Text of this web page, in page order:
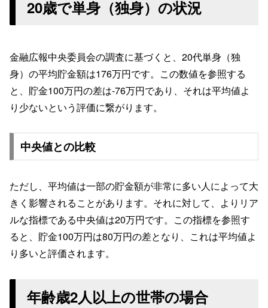
20歳で単身（独身）の状況
金融広報中央委員会の調査に基づくと、20代単身（独
身）の平均貯金額は176万円です。この数値を参照する
と、貯金100万円の差は-76万円であり、それは平均値よ
り少ないという評価に繋がります。
中央値との比較
ただし、平均値は一部の貯金額が非常に多い人によって大
きく影響されることがあります。それに対して、よりリア
ルな指標である中央値は20万円です。この指標を参照す
ると、貯金100万円は80万円の差となり、これは平均値よ
り多いと評価されます。
年齢歳2人以上の世帯の場合